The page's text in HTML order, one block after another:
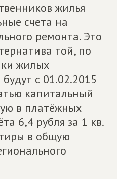
жилья
счета на
ремонта. Это
той, по
жилых
с 01.02.2015
капитальный
в платёжных
6,4 рубля за 1 кв.
в общую